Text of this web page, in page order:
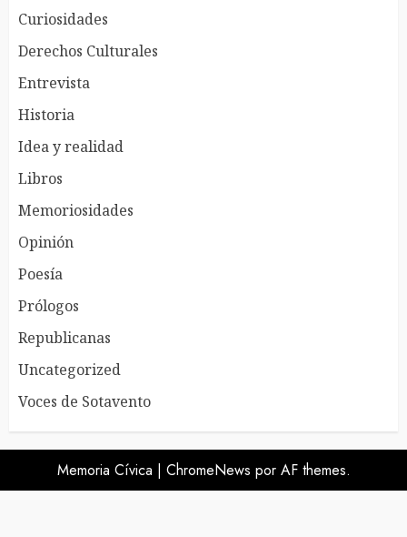
Curiosidades
Derechos Culturales
Entrevista
Historia
Idea y realidad
Libros
Memoriosidades
Opinión
Poesía
Prólogos
Republicanas
Uncategorized
Voces de Sotavento
Memoria Cívica | ChromeNews por AF themes.